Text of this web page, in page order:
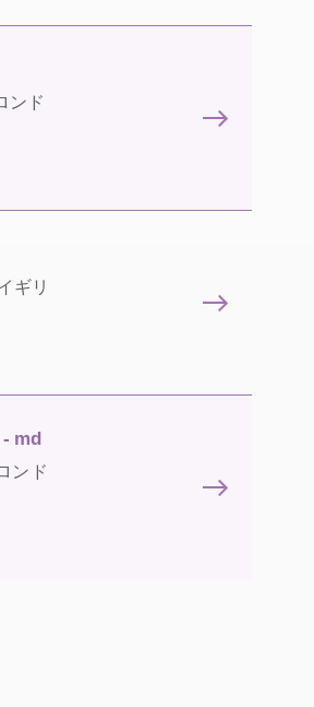
ンド
ギリ
md
ンド